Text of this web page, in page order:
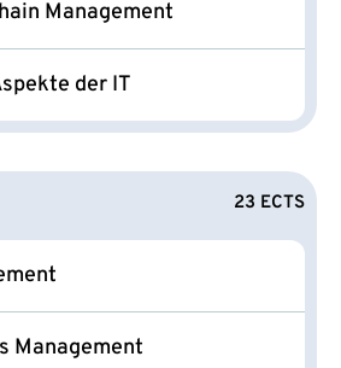
Management
der IT
23 ECTS
Management